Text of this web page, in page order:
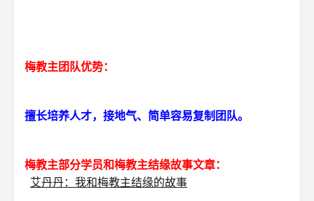
梅教主团队优势：
擅长培养人才，接地气、简单容易复制团队。
梅教主部分学员和梅教主结缘故事文章：
艾丹丹：我和梅教主结缘的故事